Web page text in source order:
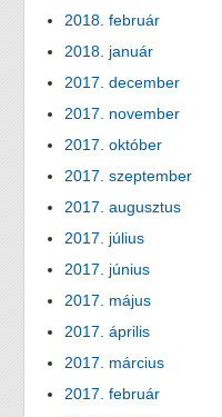
2018. február
2018. január
2017. december
2017. november
2017. október
2017. szeptember
2017. augusztus
2017. július
2017. június
2017. május
2017. április
2017. március
2017. február